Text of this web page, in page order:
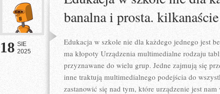
18 SIE
2025
banalna i prosta.
Edukacja w szkole nie dla każdego jednego jest
ma kłopoty Urządzenia multimedialne rodzaju
przyznawane do wielu grup. Jedne zajmują się
inne traktują multimedialnego podejścia do
zastanowić się nad tym, które urządzenie jest